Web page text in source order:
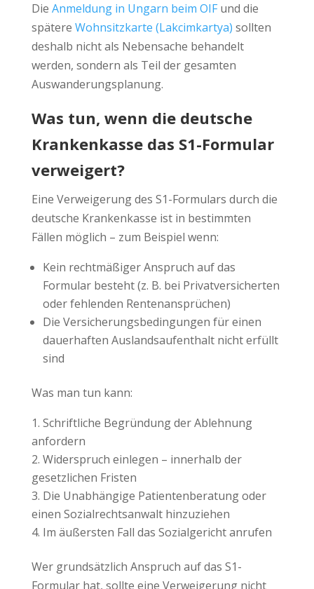
Die Anmeldung in Ungarn beim OIFund die
spätere Wohnsitzkarte (Lakcimkartya) sollten
deshalb nicht als Nebensache behandelt
werden, sondern als Teil der gesamten
Auswanderungsplanung.
Was tun, wenn die deutsche
Krankenkasse das S1-Formular
verweigert?
Eine Verweigerung des S1-Formulars durch die
deutsche Krankenkasse ist in bestimmten
Fällen möglich – zum Beispiel wenn:
Kein rechtmäßiger Anspruch auf das
Formular besteht (z. B. bei Privatversicherten
oder fehlenden Rentenansprüchen)
Die Versicherungsbedingungen für einen
dauerhaften Auslandsaufenthalt nicht erfüllt
sind
Was man tun kann:
Schriftliche Begründung der Ablehnung
anfordern
Widerspruch einlegen – innerhalb der
gesetzlichen Fristen
Die Unabhängige Patientenberatung oder
einen Sozialrechtsanwalt hinzuziehen
Im äußersten Fall das Sozialgericht anrufen
Wer grundsätzlich Anspruch auf das S1-
Formular hat, sollte eine Verweigerung nicht